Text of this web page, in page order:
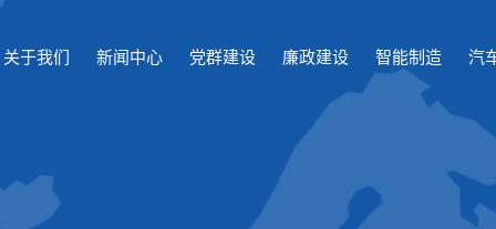
关于我们 新闻中心 党群建设 廉政建设 智能制造 汽